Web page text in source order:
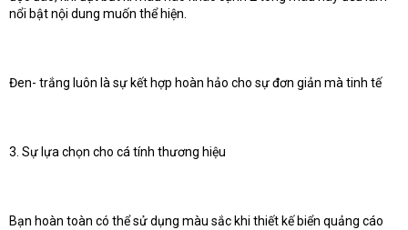
nổi bật nội dung muốn thể hiện.
Đen- trắng luôn là sự kết hợp hoàn hảo cho sự đơn giản mà tinh tế
3. Sự lựa chọn cho cá tính thương hiệu
Bạn hoàn toàn có thể sử dụng màu sắc khi thiết kế biển quảng cáo